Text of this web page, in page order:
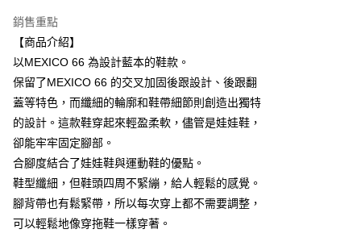
每筆NT$80，滿NT$6,000(含以上)免運費
付款後全家取貨
萊爾富取貨付款
每筆NT$80，滿NT$6,000(含以上)免運費
付款後萊爾富取貨
每筆NT$80，滿NT$6,000(含以上)免運費
7-11取貨付款
每筆NT$80，滿NT$6,000(含以上)免運費
銷售重點
【商品介紹】
以MEXICO 66 為設計藍本的鞋款。
保留了MEXICO 66 的交叉加固後跟設計、後跟翻
蓋等特色，而纖細的輪廓和鞋帶細節則創造出獨特
的設計。這款鞋穿起來輕盈柔軟，儘管是娃娃鞋，
卻能牢牢固定腳部。
合腳度結合了娃娃鞋與運動鞋的優點。
鞋型纖細，但鞋頭四周不緊繃，給人輕鬆的感覺。
腳背帶也有鬆緊帶，所以每次穿上都不需要調整，
可以輕鬆地像穿拖鞋一樣穿著。